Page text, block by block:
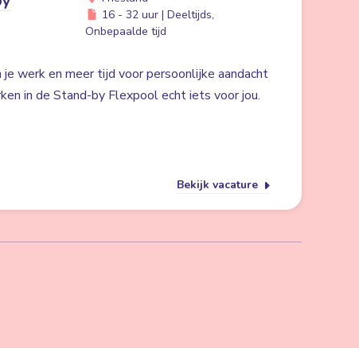
16 - 32 uur | Deeltijds,
Onbepaalde tijd
werk en meer tijd voor persoonlijke aandacht
in de Stand-by Flexpool echt iets voor jou.
Bekijk vacature